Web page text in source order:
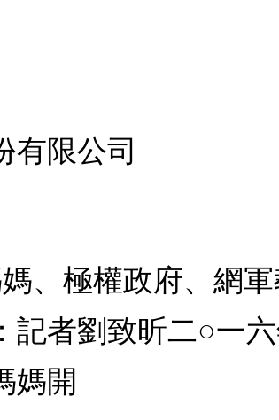
有限公司
、極權政府、網
記者劉致昕二○一
媽開